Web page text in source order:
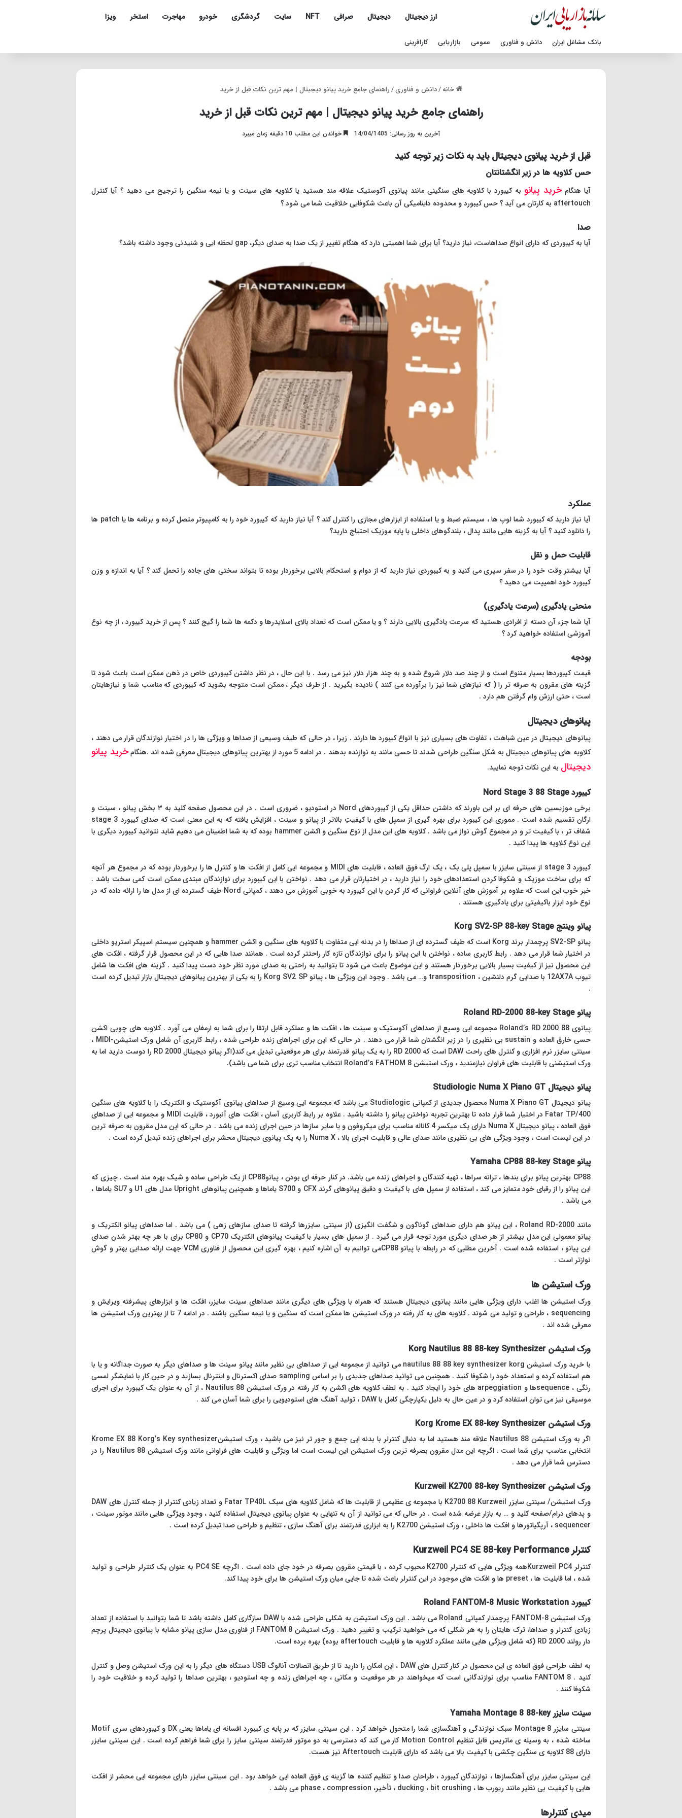
ارز دیجیتال دیجیتال صرافی NFT سایت گردشگری خودرو مهاجرت استخر ویزا
بانک مشاغل ایران دانش و فناوری عمومی بازاریابی کارافرینی
خانه /دانش و فناوری/راهنمای جامع خرید پیانو دیجیتال | مهم ترین نکات قبل از خرید
راهنمای جامع خرید پیانو دیجیتال | مهم ترین نکات قبل از خرید
آخرین به روز رسانی: 14/04/1405 خواندن این مطلب 10 دقیقه زمان میبرد
قبل از خرید پیانوی دیجیتال باید به نکات زیر توجه کنید
حس کلاویه ها در زیر انگشتانتان
آیا هنگامخرید پیانو به کیبورد با کلاویه های سنگینی مانند پیانوی آکوستیک علاقه مند هستید یا کلاویه های سینت و یا نیمه سنگین را ترجیح می دهید ؟ آیا کنترل
aftertouch به کارتان می آید ؟ حس کیبورد و محدوده داینامیکی آن باعث شکوفایی خلاقیت شما می شود ؟
صدا
آیا به کیبوردی که دارای انواع صداهاست، نیاز دارید؟ آیا برای شما اهمیتی دارد که هنگام تغییر از یک صدا به صدای دیگر، gap لحظه ایی و شنیدنی وجود داشته باشد؟
عملکرد
آیا نیاز دارید که کیبورد شما لوپ ها ، سیستم ضبط و یا استفاده از ابزارهای مجازی را کنترل کند ؟ آیا نیاز دارید که کیبورد خود را به کامپیوتر متصل کرده و برنامه ها یا patch ها
را دانلود کنید ؟ آیا به گزینه هایی مانند پدال ، بلندگوهای داخلی یا پایه موزیک احتیاج دارید؟
قابلیت حمل و نقل
آیا بیشتر وقت خود را در سفر سپری می کنید و به کیبوردی نیاز دارید که از دوام و استحکام بالایی برخوردار بوده تا بتواند سختی های جاده را تحمل کند ؟ آیا به اندازه و وزن
کیبورد خود اهمییت می دهید ؟
منحنی یادگیری (سرعت یادگیری)
آیا شما جزء آن دسته از افرادی هستید که سرعت یادگیری بالایی دارند ؟ و یا ممکن است که تعداد بالای اسلایدرها و دکمه ها شما را گیج کنند ؟ پس از خرید کیبورد ، از چه نوع
آموزشی استفاده خواهید کرد ؟
بودجه
قیمت کیبوردها بسیار متنوع است و از چند صد دلار شروع شده و به چند هزار دلار نیز می رسد . با این حال ، در نظر داشتن کیبوردی خاص در ذهن ممکن است باعث شود تا
گزینه های مقرون به صرفه تر را ( که نیازهای شما نیز را برآورده می کنند ) نادیده بگیرید . از طرف دیگر ، ممکن است متوجه بشوید که کیبوردی که مناسب شما و نیازهایتان
است ، حتی ارزش وام گرفتن هم دارد .
پیانوهای دیجیتال
پیانوهای دیجیتال در عین شباهت ، تفاوت های بسیاری نیز با انواع کیبورد ها دارند . زیرا ، در حالی که طیف وسیعی از صداها و ویژگی ها را در اختیار نوازندگان قرار می دهند ،
کلاویه های پیانوهای دیجیتال به شکل سنگین طراحی شدند تا حسی مانند به نوازنده بدهند . در ادامه 5 مورد از بهترین پیانوهای دیجیتال معرفی شده اند .هنگام
خرید پیانو
دیجیتال به این نکات توجه نمایید.
کیبورد Nord Stage 3 88 Stage
برخی موزیسین های حرفه ای بر این باورند که داشتن حداقل یکی از کیبوردهای Nord در استودیو ، ضروری است . در این محصول صفحه کلید به ۳ بخش پیانو ، سینت و
ارگان تقسیم شده است . مموری این کیبورد برای بهره گیری از سمپل های با کیفیتِ بالاتر از پیانو و سینت ، افزایش یافته که به این معنی است که صدای کیبورد stage 3
شفاف تر ، با کیفیت تر و در مجموع گوش نواز می باشد . کلاویه های این مدل از نوع سنگین و اکشن hammer بوده که به شما اطمینان می دهیم شاید نتوانید کیبورد دیگری با
این نوع کلاویه ها پیدا کنید .
کیبورد stage 3 از سینتی سایزر با سمپل پلی بک ، یک ارگ فوق العاده ، قابلیت های MIDI و مجموعه ایی کامل از افکت ها و کنترل ها را برخوردار بوده که در مجموع هر آنچه
که برای ساخت موزیک و شکوفا کردن استعدادهای خود را نیاز دارید ، در اختیارتان قرار می دهد . نواختن با این کیبورد برای نوازندگان مبتدی ممکن است کمی سخت باشد .
خبر خوب این است که علاوه بر آموزش های آنلاین فراوانی که کار کردن با این کیبورد به خوبی آموزش می دهند ، کمپانی Nord طیف گسترده ای از مدل ها را ارائه داده که در
نوع خود ابزار باکیفیتی برای یادگیری هستند .
پیانو وینتج Korg SV2-SP 88-key Stage
پیانو SV2-SP پرچمدار برند Korg است که طیف گسترده ای از صداها را در بدنه ایی متفاوت با کلاویه های سنگین و اکشن hammer و همچنین سیستم اسپیکر استریو داخلی
در اختیار شما قرار می دهد . رابط کاربری ساده ، نواختن با این پیانو را برای نوازندگان تازه کار راحتتر کرده است . همانند صدا هایی که در این محصول قرار گرفته ، افکت های
این محصول نیز از کیفیت بسیار بالایی برخوردار هستند و این موضوع باعث می شود تا بتوانید به راحتی به صدای مورد نظر خود دست پیدا کنید . گزینه های افکت ها شامل
تیوب 12AX7A با صدایی گرم دلنشین ، transposition و… می باشد . وجود این ویژگی ها ، پیانو Korg SV2 SP را به یکی از بهترین پیانوهای دیجیتال بازار تبدیل کرده است
.
پیانو Roland RD-2000 88-key Stage
پیانوی Roland’s RD 2000 88 مجموعه ایی وسیع از صداهای آکوستیک و سینت ها ، افکت ها و عملکرد قابل ارتقا را برای شما به ارمغان می آورد . کلاویه های چوبی اکشن
حسی خارق العاده و sustain بی نظیری را در زیر انگشتان شما قرار می دهند . در حالی که این برای اجراهای زنده طراحی شده ، رابط کاربری آن شامل ورک استیشن-MIDI ،
سینتی سایزر نرم افزاری و کنترل های راحت DAW است که RD 2000 را به یک پیانو قدرتمند برای هر موقعیتی تبدیل می کند(اگر پیانو دیجیتال RD 2000 را دوست دارید اما به
ورک استیشنی با قابلیت های فراوان نیازمندید ، ورک استیشن Roland’s FATHOM 8 انتخاب مناسب تری برای شما می باشد).
پیانو دیجیتال Studiologic Numa X Piano GT
پیانو دیجیتال Numa X Piano GT محصول جدیدی از کمپانی Studiologic می باشد که مجموعه ایی وسیع از صداهای پیانوی آکوستیک و الکتریک را با کلاویه های سنگین
Fatar TP/400 در اختیار شما قرار داده تا بهترین تجربه نواختن پیانو را داشته باشید . علاوه بر رابط کاربری آسان ، افکت های آنبورد ، قابلیت MIDI و مجموعه ایی از صداهای
فوق العاده ، پیانو دیجیتال Numa X دارای یک میکسر 4 کاناله مناسب برای میکروفون و یا سایر سازها در حین اجرای زنده می باشد . در حالی که این مدل مقرون به صرفه ترین
در این لیست است ، وجود ویژگی های بی نظیری مانند صدای عالی و قابلیت اجرای بالا ، Numa X را به یک پیانوی دیجیتال محشر برای اجراهای زنده تبدیل کرده است .
پیانو Yamaha CP88 88-key Stage
CP88 بهترین پیانو برای بندها ، ترانه سراها ، تهیه کنندگان و اجراهای زنده می باشد. در کنار حرفه ای بودن ، پیانوCP88 از یک طراحی ساده و شیک بهره مند است . چیزی که
این پیانو را از رقبای خود متمایز می کند ، استفاده از سمپل های با کیفیت و دقیق پیانوهای گرند CFX و S700 یاماها و همچنین پیانوهای Upright مدل های U1 و SU7 یاماها ،
می باشد .
مانند Roland RD-2000 ، این پیانو هم دارای صداهای گوناگون و شگفت انگیزی (از سینتی سایزرها گرفته تا صدای سازهای زهی ) می باشد . اما صداهای پیانو الکتریک و
پیانو معمولی این مدل بیشتر از هر صدای دیگری مورد توجه قرار می گیرد . از سمپل های بسیار با کیفیت پیانوهای الکتریک CP70 و CP80 برای با هر چه بهتر شدن صدای
این پیانو ، استفاده شده است . آخرین مطلبی که در رابطه با پیانو CP88می توانیم به آن اشاره کنیم ، بهره گیری این محصول از فناوری VCM جهت ارائه صدایی بهتر و گوش
نوازتر است .
ورک استیشن ها
ورک استیشن ها اغلب دارای ویژگی هایی مانند پیانوی دیجیتال هستند که همراه با ویژگی های دیگری مانند صداهای سینت سایزر، افکت ها و ابزارهای پیشرفته ویرایش و
sequencing ، طراحی و تولید می شوند . کلاویه های به کار رفته در ورک استیشن ها ممکن است که سنگین و یا نیمه سنگین باشند . در ادامه 7 تا از بهترین ورک استیشن ها
معرفی شده اند .
ورک استیشن Korg Nautilus 88 88-key Synthesizer
با خرید ورک استیشن nautilus 88 88 key synthesizer korg می توانید از مجموعه ایی از صداهای بی نظیر مانند پیانو سینت ها و صداهای دیگر به صورت جداگانه و یا با
هم استفاده کرده و استعداد خود را شکوفا کنید . همچنین می توانید صداهای جدیدی را بر اساس sampling صدای اکسترنال و اینترنال بسازید و در حین کار با نمایشگر لمسی
رنگی ، sequenceها و arpeggiation های خود را ایجاد کنید . به لطف کلاویه های اکشن به کار رفته در ورک استیشن Nautilus 88 ، از آن به عنوان یک کیبورد برای اجرای
موسیقی نیز می توان استفاده کرد و در عین حال به دلیل یکپارچگی کامل با DAW ، تولید آهنگ های استودیویی را برای شما آسان می کند .
ورک استیشن Korg Krome EX 88-key Synthesizer
اگر به ورک استیشن Nautilus 88 علاقه مند هستید اما به دنبال کنترلر با بدنه ایی جمع و جور تر نیز می باشید ، ورک استیشنKrome EX 88 Korg’s Key synthesizer
انتخابی مناسب برای شما است . اگرچه این مدل مقرون بصرفه ترین ورک استیشن این لیست است اما ویژگی و قابلیت های فراوانی مانند ورک استیشن Nautilus 88 را در
دسترس شما قرار می دهد .
ورک استیشن Kurzweil K2700 88-key Synthesizer
ورک استیشن/ سینتی سایزر K2700 88 Kurzweil با مجموعه ی عظیمی از قابلیت ها که شامل کلاویه های سبک Fatar TP40L و تعداد زیادی کنترلر از جمله کنترل های DAW
و پدهای درام/صفحه کلید و … به بازار عرضه شده است . در حالی که می توانید از آن به تنهایی به عنوان پیانوی دیجیتال استفاده کنید ، وجود ویژگی هایی مانند موتور سینت ،
sequencer ، آرپگیاتورها و افکت ها داخلی ، ورک استیشن K2700 را به ابزاری قدرتمند برای آهنگ سازی ، تنظیم و طراحی صدا تبدیل کرده است .
کنترلر Kurzweil PC4 SE 88-key Performance
کنترلر Kurzweil PC4همه ویژگی هایی که کنترلر K2700 محبوب کرده ، با قیمتی مقرون بصرفه در خود جای داده است . اگرچه PC4 SE به عنوان یک کنترلر طراحی و تولید
شده ، اما قابلیت ها ، preset ها و افکت های موجود در این کنترلر باعث شده تا جایی میان ورک استیشن ها برای خود پیدا کند.
کیبورد Roland FANTOM-8 Music Workstation
ورک استیشن FANTOM-8 پرچمدار کمپانی Roland می باشد . این ورک استیشن به شکلی طراحی شده با DAW سازگاری کامل داشته باشد تا شما بتوانید با استفاده از تعداد
زیادی کنترلر و صداها، ترک هایتان را به هر شکلی که می خواهید ترکیب و تغییر دهید . ورک استیشن FANTOM 8 از فناوری مدل سازی پیانو مشابه با پیانوی دیجیتال پرچم
دار رولند RD 2000 (که شامل ویژگی هایی مانند عملکرد کلاویه ها و قابلیت aftertouch بوده) بهره برده است.
به لطف طراحی فوق العاده ی این محصول در کنار کنترل های DAW ، این امکان را دارید تا از طریق اتصالات آنالوگ USB دستگاه های دیگر را به این ورک استیشن وصل و کنترل
کنید . FANTOM 8 مناسب برای نوازندگانی است که میخواهند در هر موقعیت و مکانی ، چه اجراهای زنده و چه استودیو ، بهترین صداها را تولید کرده و خلاقیت خود را
شکوفا کنند .
سینت سایزر Yamaha Montage 8 88-key
سینتی سایزر Montage 8 سبک نوازندگی و آهنگسازی شما را متحول خواهد کرد . این سینتی سایزر که بر پایه ی کیبورد افسانه ای یاماها یعنی DX و کیبوردهای سری Motif
ساخته شده ، به وسیله ی ماتریس قابل تنظیم Motion Control کار می کند که دسترسی به دو موتور قدرتمند سینتی سایز را برای شما فراهم کرده است . این سینتی سایزر
دارای 88 کلاویه ی سنگین چکشی با کیفیت بالا می باشد که دارای قابلیت Aftertouch نیز هست.
این سینتی سایزر برای آهنگسازها ، نوازندگان کیبورد ، طراحان صدا و تنظیم کننده ها گزینه ی فوق العاده ایی خواهد بود . این سینتی سایزر دارای مجموعه ایی محشر از افکت
هایی با کیفیت بی نظیر مانند ریورب ها ، ducking ، bit crushing ، تأخیر، phase ، compression می باشد .
میدی کنترلرها